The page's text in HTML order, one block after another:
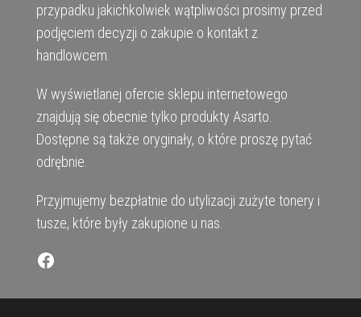
przypadku jakichkolwiek wątpliwości prosimy przed
podjęciem decyzji o zakupie o kontakt z
handlowcem.
W wyświetlanej ofercie sklepu internetowego
znajdują się obecnie tylko produkty Asarto.
Dostępne są także oryginały, o które proszę pytać
odrębnie.
Przyjmujemy bezpłatnie do utylizacji zużyte tonery i
tusze, które były zakupione u nas.
Facebook